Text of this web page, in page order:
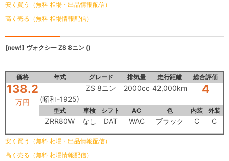
安く買う（無料 相場・出品情報配信）
高く売る（無料 相場情報配信）
[new!] ヴォクシー ZS 8ニン ()
価格 年式 グレード 排気量 走行距離 総合評価
138.2
万円 (昭和-1925)
ZS 8ニン 2000cc 42,000km 4
型式 車検 シフト AC 色 内装 外装
ZRR80W なし DAT WAC ブラック C C
安く買う（無料 相場・出品情報配信）
高く売る（無料 相場情報配信）